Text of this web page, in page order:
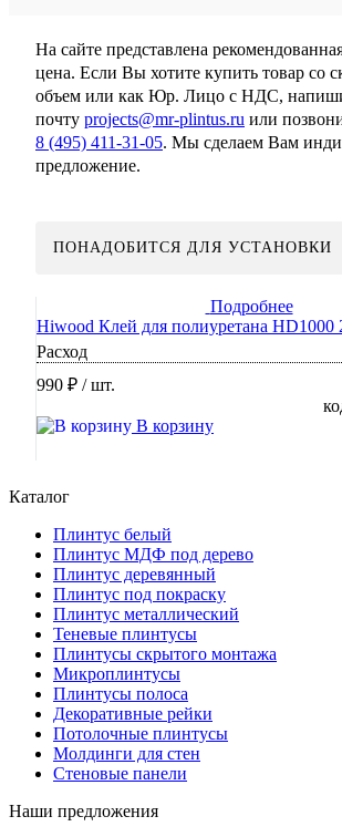
На сайте представлена
цена. Если Вы хотите купить товар со
объем или как Юр. Лицо с НДС,
почту projects@mr-plintus.ru или
8 (495) 411-31-05. Мы сделаем Вам
предложение.
ПОНАДОБИТСЯ ДЛЯ УСТАНОВКИ
Подробнее
Hiwood Клей для полиуретана HD1000
Расход
990 ₽ / шт.
В корзину
Каталог
Плинтус белый
Плинтус МДФ под дерево
Плинтус деревянный
Плинтус под покраску
Плинтус металлический
Теневые плинтусы
Плинтусы скрытого монтажа
Микроплинтусы
Плинтусы полоса
Декоративные рейки
Потолочные плинтусы
Молдинги для стен
Стеновые панели
Наши предложения